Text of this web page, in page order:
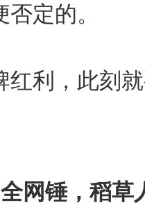
定的。
红利，此刻
网锤，稻草